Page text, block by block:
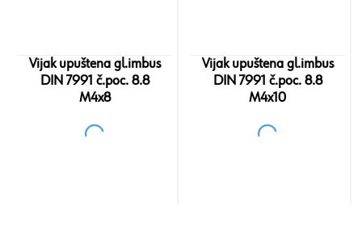
Vijak upuštena gl.imbus
DIN 7991 č.poc. 8.8
M4x8
Vijak upuštena gl.imbus
DIN 7991 č.poc. 8.8
M4x10